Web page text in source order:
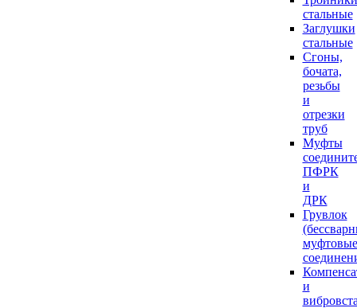
стальные
Заглушки
стальные
Сгоны,
бочата,
резьбы
и
отрезки
труб
Муфты
ПФРК
и
ДРК
Грувлок
муфтовые
и